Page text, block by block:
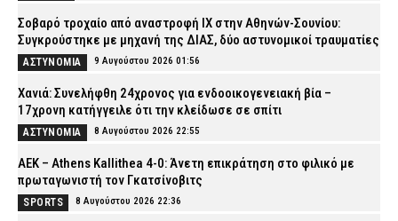
Σοβαρό τροχαίο από αναστροφή ΙΧ στην Αθηνών-Σουνίου:
Συγκρούστηκε με μηχανή της ΔΙΑΣ, δύο αστυνομικοί τραυματίες
ΑΣΤΥΝΟΜΙΑ 9 Αυγούστου 2026 01:56
Χανιά: Συνελήφθη 24χρονος για ενδοοικογενειακή βία –
17χρονη κατήγγειλε ότι την κλείδωσε σε σπίτι
ΑΣΤΥΝΟΜΙΑ 8 Αυγούστου 2026 22:55
ΑΕΚ – Athens Kallithea 4-0: Άνετη επικράτηση στο φιλικό με
πρωταγωνιστή τον Γκατσίνοβιτς
SPORTS 8 Αυγούστου 2026 22:36